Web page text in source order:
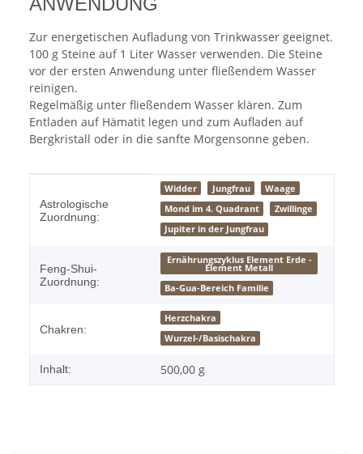
Zur energetischen Aufladung von Trinkwasser geeignet.
100 g Steine auf 1 Liter Wasser verwenden. Die Steine
vor der ersten Anwendung unter fließendem Wasser
reinigen.
Regelmäßig unter fließendem Wasser klären. Zum
Entladen auf Hämatit legen und zum Aufladen auf
Bergkristall oder in die sanfte Morgensonne geben.
Astrologische
Zuordnung:
Widder Jungfrau
Waage
Mond im 4. Quadrant
Zwillinge
Jupiter in der Jungfrau
Feng-Shui-
Zuordnung:
Ernährungszyklus Element Erde -
Element Metall
Ba-Gua-Bereich Familie
Chakren:
Herzchakra
Wurzel-/Basischakra
Inhalt: 500,00 g